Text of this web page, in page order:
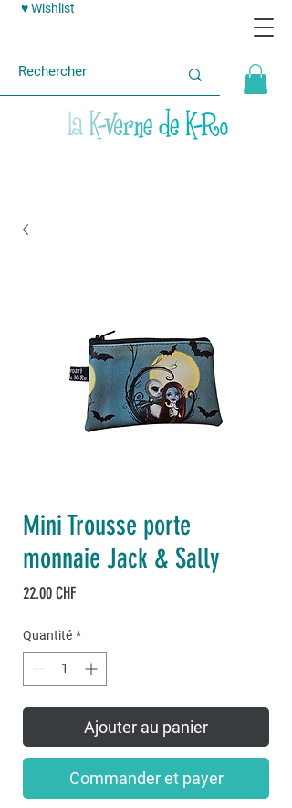
♥ Wishlist
Mini Trousse porte
monnaie Jack & Sally
22.00 CHFPrix
Quantité *
Ajouter au panier
Commander et payer